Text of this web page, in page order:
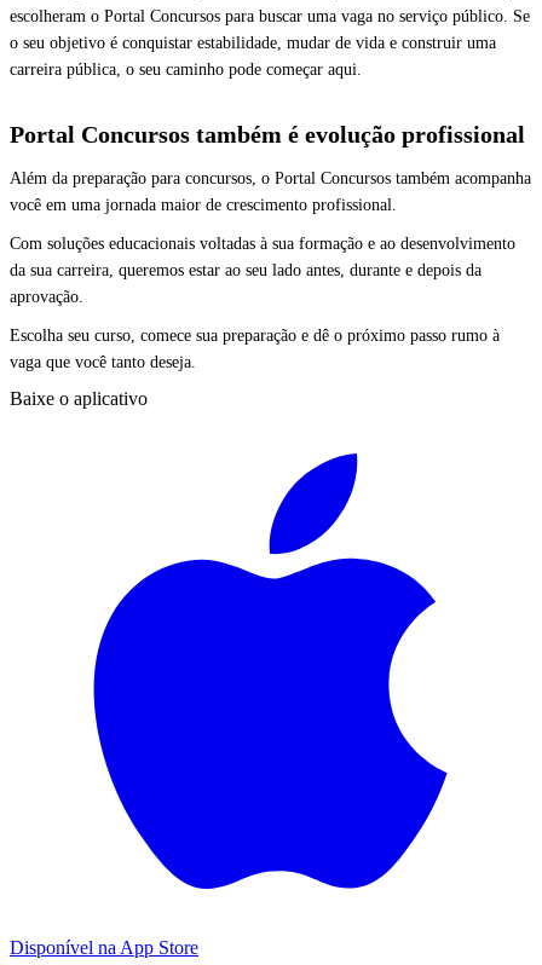
escolheram o Portal Concursos para buscar uma vaga no serviço público. Se
o seu objetivo é conquistar estabilidade, mudar de vida e construir uma
carreira pública, o seu caminho pode começar aqui.
Portal Concursos também é evolução profissional
Além da preparação para concursos, o Portal Concursos também acompanha
você em uma jornada maior de crescimento profissional.
Com soluções educacionais voltadas à sua formação e ao desenvolvimento
da sua carreira, queremos estar ao seu lado antes, durante e depois da
aprovação.
Escolha seu curso, comece sua preparação e dê o próximo passo rumo à
vaga que você tanto deseja.
Baixe o aplicativo
Disponível na App Store